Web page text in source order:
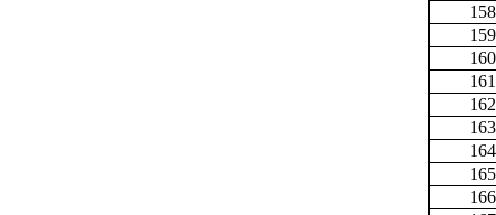
158
159
160
161
162
163
164
165
166